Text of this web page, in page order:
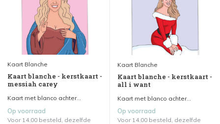
Kaart Blanche
Kaart blanche - kerstkaart -
messiah carey
Kaart met blanco achter...
Op voorraad
Voor 14.00 besteld, dezelfde
Kaart Blanche
Kaart blanche - kerstkaart -
all i want
Kaart met blanco achter...
Op voorraad
Voor 14.00 besteld, dezelfde